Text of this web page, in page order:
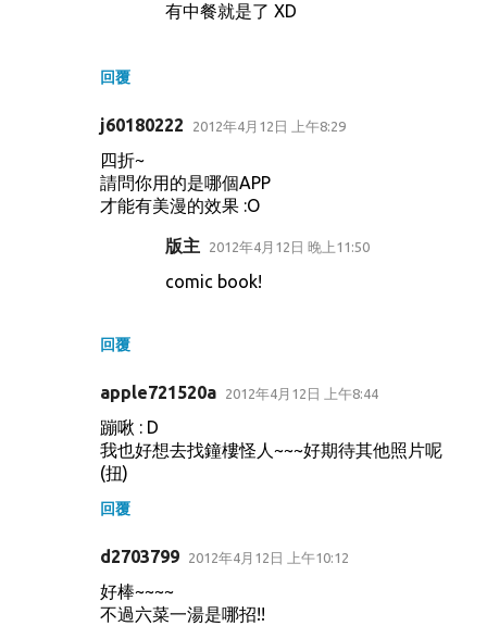
回覆
有中餐就是了 XD
j60180222 2012年4月12日 上午8:29
四折~
請問你用的是哪個APP
才能有美漫的效果 :O
回覆
版主 2012年4月12日 晚上11:50
comic book!
apple721520a 2012年4月12日 上午8:44
蹦啾 : D
我也好想去找鐘樓怪人~~~好期待其他照片呢
(扭)
回覆
d2703799 2012年4月12日 上午10:12
好棒~~~~
不過六菜一湯是哪招!!